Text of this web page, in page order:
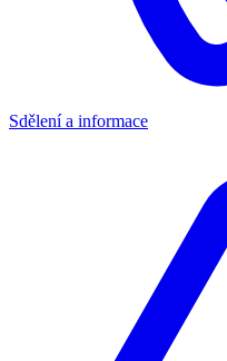
Sdělení a informace